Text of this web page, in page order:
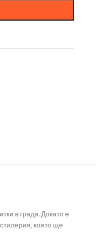
в града. Докато е
която ще